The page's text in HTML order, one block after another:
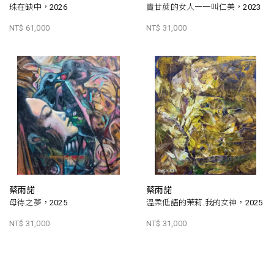
珠在缺中，2026
NT$ 61,000
賣甘蔗的女人一一叫仁美，2023
NT$ 31,000
蔡雨諾
母待之夢，2025
NT$ 31,000
蔡雨諾
溫柔低語的茉莉.我的女神，2025
NT$ 31,000